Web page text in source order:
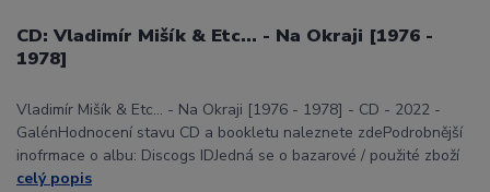
CD: Vladimír Mišík & Etc… - Na Okraji [1976 -
1978]
Vladimír Mišík & Etc… - Na Okraji [1976 - 1978] - CD - 2022 -
GalénHodnocení stavu CD a bookletu naleznete zdePodrobnější
inofrmace o albu: Discogs IDJedná se o bazarové / použité zboží
celý popis